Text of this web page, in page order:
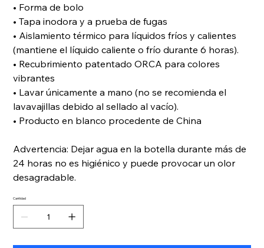
• Forma de bolo
• Tapa inodora y a prueba de fugas
• Aislamiento térmico para líquidos fríos y calientes
(mantiene el líquido caliente o frío durante 6 horas).
• Recubrimiento patentado ORCA para colores
vibrantes
• Lavar únicamente a mano (no se recomienda el
lavavajillas debido al sellado al vacío).
• Producto en blanco procedente de China
Advertencia: Dejar agua en la botella durante más de
24 horas no es higiénico y puede provocar un olor
desagradable.
Cantidad